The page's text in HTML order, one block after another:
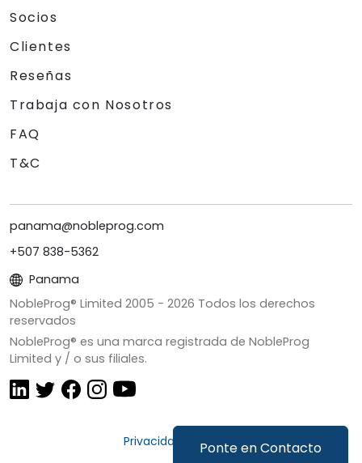
Ponte en Contacto
Socios
Clientes
Reseñas
Trabaja con Nosotros
FAQ
T&C
panama@nobleprog.com
+507 838-5362
Panama
NobleProg® Limited 2005 - 2026 Todos los derechos
reservados
NobleProg® es una marca registrada de NobleProg
Limited y / o sus filiales.
Privacidad y Cookies